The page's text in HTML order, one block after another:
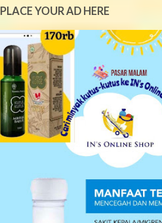
n
t
s
PLACE YOUR AD HERE